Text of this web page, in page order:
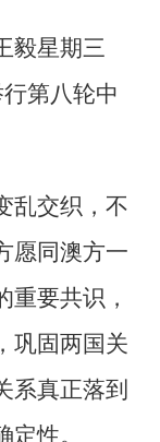
毅星期三
第八轮中
乱交织，不
愿同澳方一
重要共识，
巩固两国关
系真正落到
性。